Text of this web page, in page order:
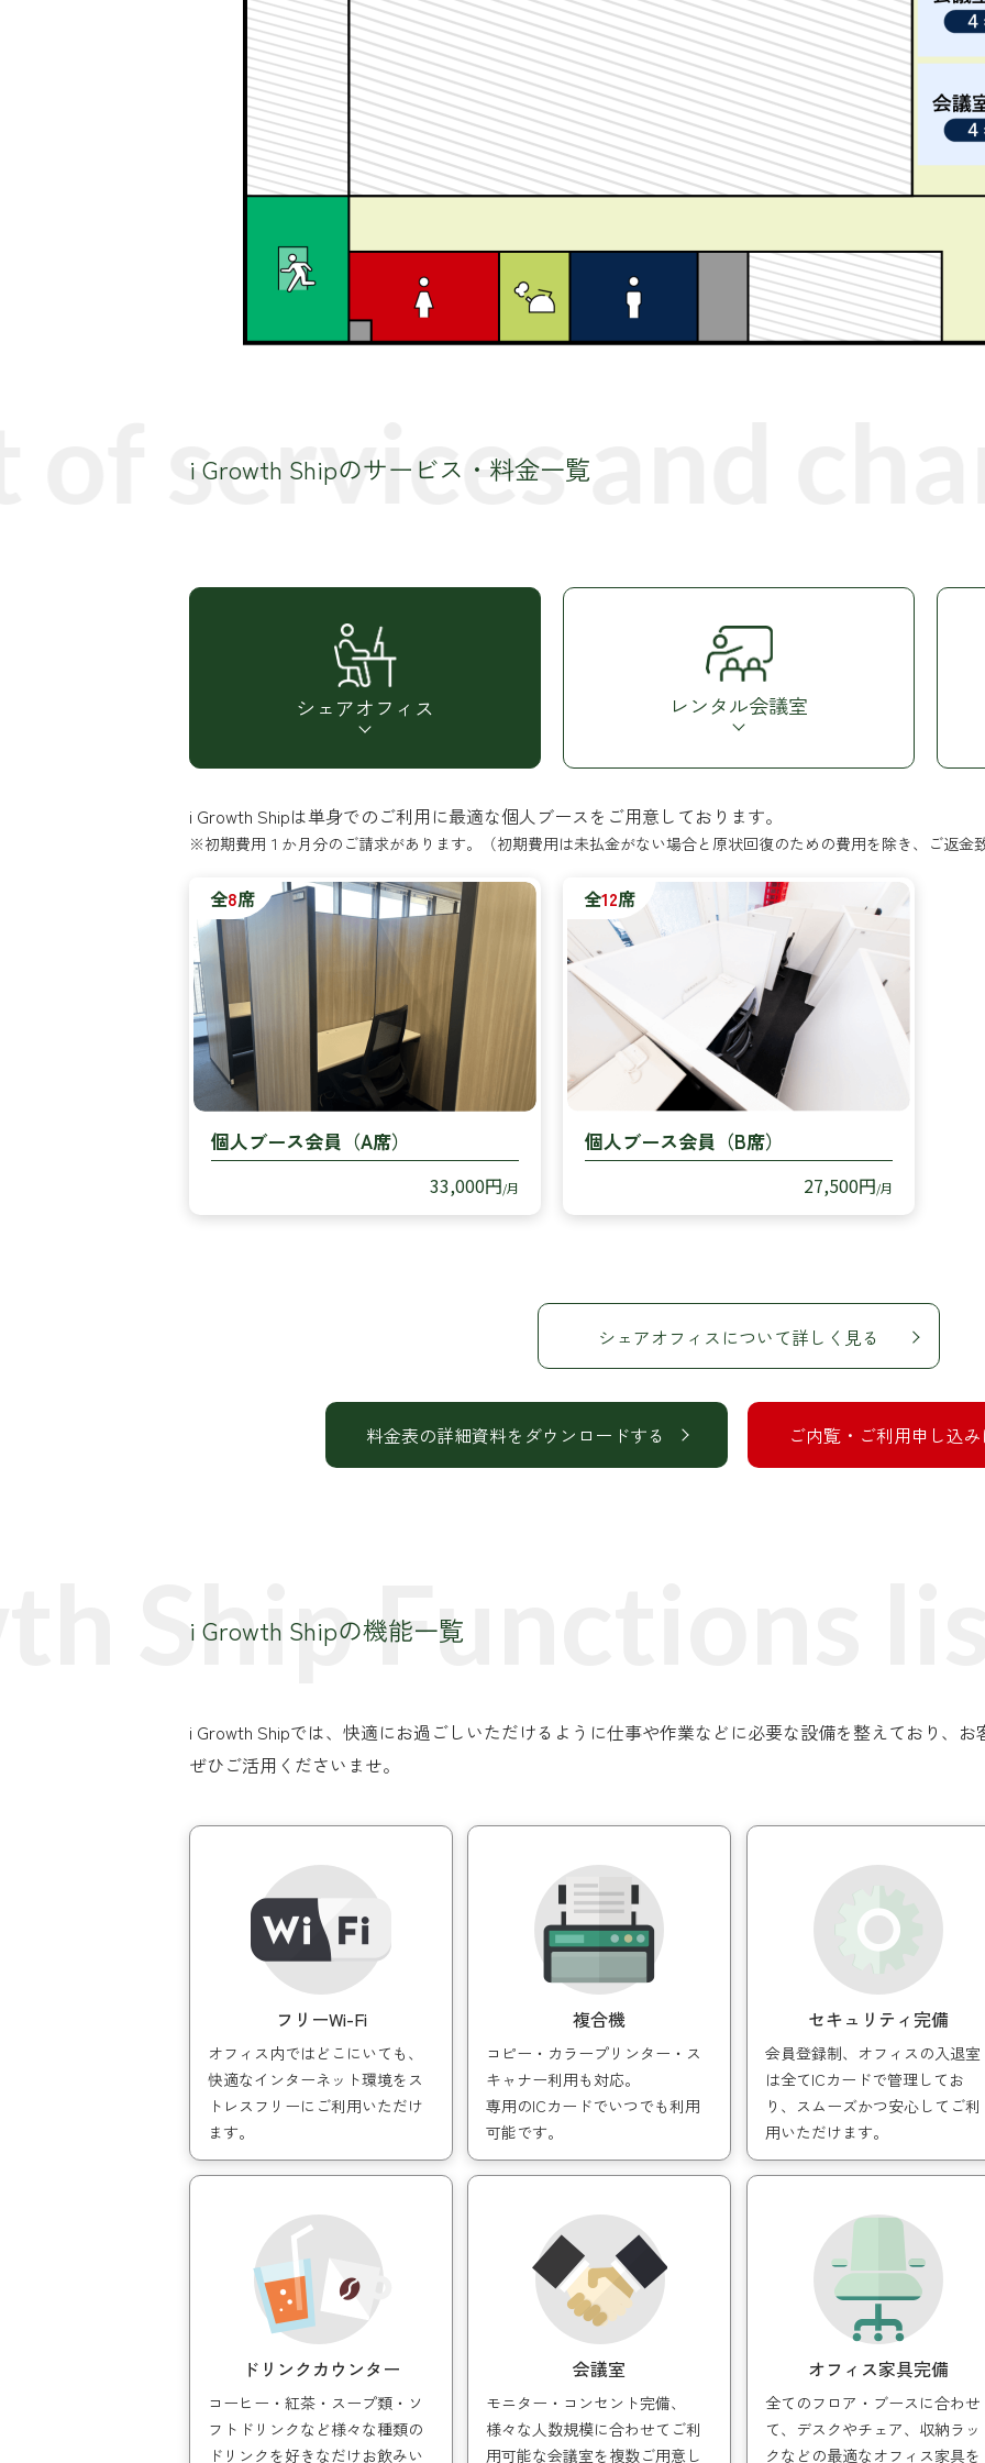
and
i Growth Shipのサービス・料金一覧
シェアオフィス
i Growth Shipは単身でのご利用に最適な個人ブースをご用意しております。
初期費用１か月分のご請求があります。（初期費用は未払金がない場合と原状回復のための費用を除き、ご返金
全8席
個人ブース会員（A席）
33,000円/月
全12席
個人ブース会員（B席）
27,500円/月
シェアオフィスについて詳しく見る
料金表の詳細資料をダウンロードする ご内覧・ご利用申し込
レンタル会議室
電話予約はこちら（092-402-0169） WEB予約はこ
デスク/チェア/コンセント完備 種類豊富なフリードリンク
Ship Functions list
i Growth Shipの機能一覧
i Growth Shipでは、快適にお過ごしいただけるように仕事や作業などに必要な設備を整えており、お
ぜひご活用くださいませ。
フリーWi-Fi
オフィス内ではどこにいても、
快適なインターネット環境をス
トレスフリーにご利用いただけ
ます。
複合機
コピー・カラープリンター・ス
キャナー利用も対応。
専用のICカードでいつでも利用
可能です。
セキュリティ完備
会員登録制、オフィスの入退室
は全てICカードで管理してお
り、スムーズかつ安心してご利
用いただけます。
ドリンクカウンター
コーヒー・紅茶・スープ類・ソ
フトドリンクなど様々な種類の
ドリンクを好きなだけお飲みい
会議室
モニター・コンセント完備、
様々な人数規模に合わせてご利
用可能な会議室を複数ご用意し
オフィス家具完備
全てのフロア・ブースに合わせ
て、デスクやチェア、収納ラッ
クなどの最適なオフィス家具を